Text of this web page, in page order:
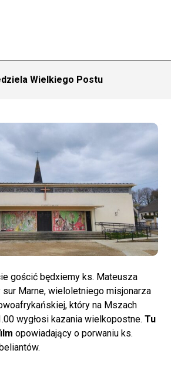
Wielkiego Postu
gościć będxiemy ks. Mateusza
Marne, wieloletniego misjonarza
który na Mszach
wygłosi kazania wielkopostne.Tu
opowiadający o porwaniu ks.